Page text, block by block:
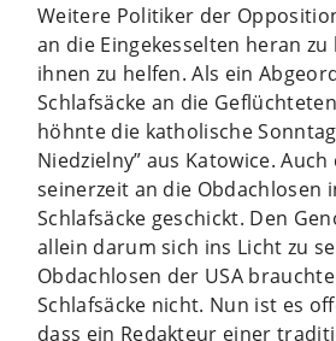
Weitere Politiker der
an die Eingekesselten heran
ihnen zu helfen. Als ein
Schlafsäcke an die
höhnte die katholische
Niedzielny” aus Katowice. Auch
seinerzeit an die Obdachlosen
Schlafsäcke geschickt. Den
allein darum sich ins Licht zu
Obdachlosen der USA
Schlafsäcke nicht. Nun ist es
dass ein Redakteur einer